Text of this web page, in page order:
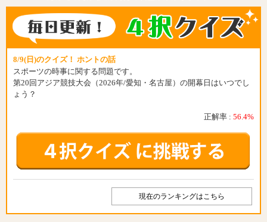
8/9(日)のクイズ！ ホントの話
スポーツの時事に関する問題です。
第20回アジア競技大会（2026年/愛知・名古屋）の開幕日はいつでし
ょう？
正解率 : 56.4%
現在のランキングはこちら